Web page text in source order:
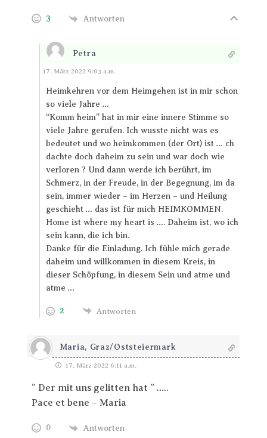
3 Antworten
Petra
Antworten
17. März 2022 9:03 a.m.
Heimkehren vor dem Heimgehen ist in mir schon
so viele Jahre …
“Komm heim” hat in mir eine innere Stimme so
viele Jahre gerufen. Ich wusste nicht was es
bedeutet und wo heimkommen (der Ort) ist … ch
dachte doch daheim zu sein und war doch wie
verloren ? Und dann werde ich berührt, im
Schmerz, in der Freude, in der Begegnung, im da
sein, immer wieder – im Herzen – und Heilung
geschieht … das ist für mich HEIMKOMMEN.
Home ist where my heart is …. Daheim ist, wo ich
sein kann, die ich bin.
Danke für die Einladung. Ich fühle mich gerade
daheim und willkommen in diesem Kreis, in
dieser Schöpfung, in diesem Sein und atme und
atme …
2 Antworten
Maria, Graz/Oststeiermark
17. März 2022 6:11 a.m.
” Der mit uns gelitten hat ” …..
Pace et bene – Maria
0 Antworten